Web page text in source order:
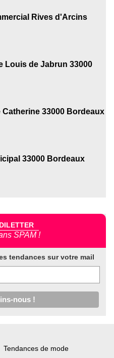
Rives d'Arcins
Louis de Jabrun 33000
Catherine 33000 Bordeaux
33000 Bordeaux
SPAM !
tendances sur votre mail
Tendances de mode